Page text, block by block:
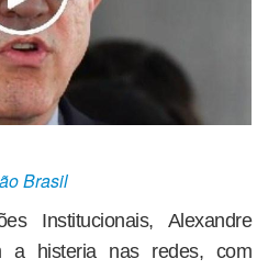
Brasil
Institucionais, Alexandre
a histeria nas redes, com